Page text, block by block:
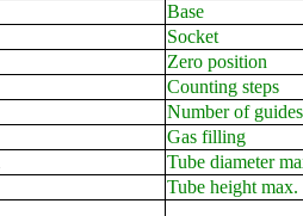
Base
Socket
Zero position
Counting steps
Number of guides
Gas filling
Tube diameter
Tube height max.